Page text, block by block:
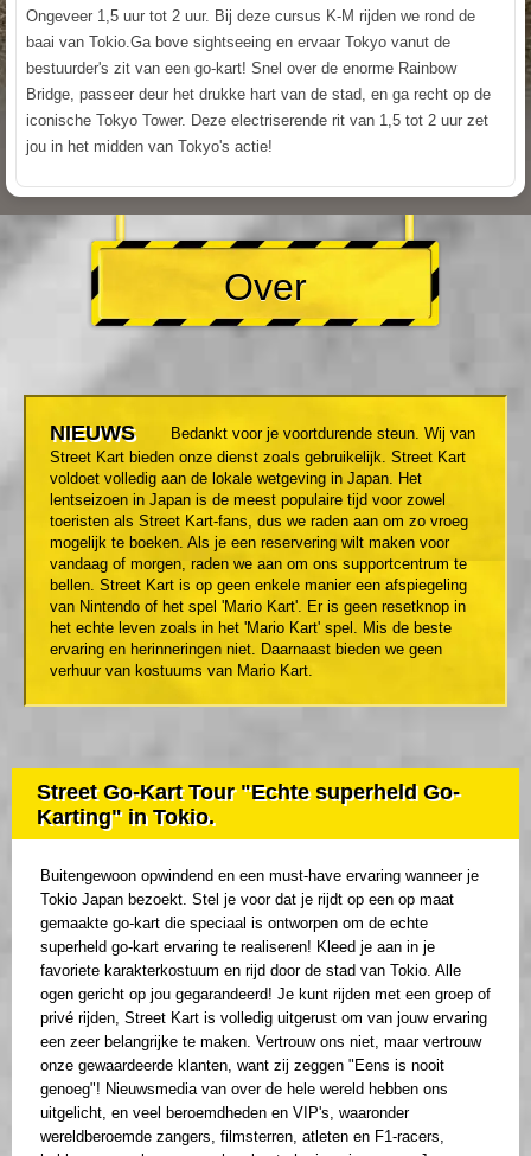
Ongeveer 1,5 uur tot 2 uur. Bij deze cursus K-M rijden we rond de
baai van Tokio.Ga bove sightseeing en ervaar Tokyo vanut de
bestuurder's zit van een go-kart! Snel over de enorme Rainbow
Bridge, passeer deur het drukke hart van de stad, en ga recht op de
iconische Tokyo Tower. Deze electriserende rit van 1,5 tot 2 uur zet
jou in het midden van Tokyo's actie!
Over
NIEUWS
Bedankt voor je voortdurende steun. Wij van
Street Kart bieden onze dienst zoals gebruikelijk. Street Kart
voldoet volledig aan de lokale wetgeving in Japan. Het
lentseizoen in Japan is de meest populaire tijd voor zowel
toeristen als Street Kart-fans, dus we raden aan om zo vroeg
mogelijk te boeken. Als je een reservering wilt maken voor
vandaag of morgen, raden we aan om ons supportcentrum te
bellen. Street Kart is op geen enkele manier een afspiegeling
van Nintendo of het spel 'Mario Kart'. Er is geen resetknop in
het echte leven zoals in het 'Mario Kart' spel. Mis de beste
ervaring en herinneringen niet. Daarnaast bieden we geen
verhuur van kostuums van Mario Kart.
Street Go-Kart Tour "Echte superheld Go-
Karting" in Tokio.
Buitengewoon opwindend en een must-have ervaring wanneer je
Tokio Japan bezoekt. Stel je voor dat je rijdt op een op maat
gemaakte go-kart die speciaal is ontworpen om de echte
superheld go-kart ervaring te realiseren! Kleed je aan in je
favoriete karakterkostuum en rijd door de stad van Tokio. Alle
ogen gericht op jou gegarandeerd! Je kunt rijden met een groep of
privé rijden, Street Kart is volledig uitgerust om van jouw ervaring
een zeer belangrijke te maken. Vertrouw ons niet, maar vertrouw
onze gewaardeerde klanten, want zij zeggen "Eens is nooit
genoeg"! Nieuwsmedia van over de hele wereld hebben ons
uitgelicht, en veel beroemdheden en VIP's, waaronder
wereldberoemde zangers, filmsterren, atleten en F1-racers,